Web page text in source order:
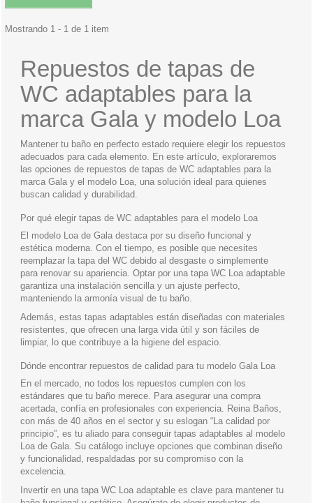
Mostrando 1 - 1 de 1 item
Repuestos de tapas de
WC adaptables para la
marca Gala y modelo Loa
Mantener tu baño en perfecto estado requiere elegir los repuestos
adecuados para cada elemento. En este artículo, exploraremos
las opciones de repuestos de tapas de WC adaptables para la
marca Gala y el modelo Loa, una solución ideal para quienes
buscan calidad y durabilidad.
Por qué elegir tapas de WC adaptables para el modelo Loa
El modelo Loa de Gala destaca por su diseño funcional y
estética moderna. Con el tiempo, es posible que necesites
reemplazar la tapa del WC debido al desgaste o simplemente
para renovar su apariencia. Optar por una tapa WC Loa adaptable
garantiza una instalación sencilla y un ajuste perfecto,
manteniendo la armonía visual de tu baño.
Además, estas tapas adaptables están diseñadas con materiales
resistentes, que ofrecen una larga vida útil y son fáciles de
limpiar, lo que contribuye a la higiene del espacio.
Dónde encontrar repuestos de calidad para tu modelo Gala Loa
En el mercado, no todos los repuestos cumplen con los
estándares que tu baño merece. Para asegurar una compra
acertada, confía en profesionales con experiencia. Reina Baños,
con más de 40 años en el sector y su eslogan “La calidad por
principio”, es tu aliado para conseguir tapas adaptables al modelo
Loa de Gala. Su catálogo incluye opciones que combinan diseño
y funcionalidad, respaldadas por su compromiso con la
excelencia.
Invertir en una tapa WC Loa adaptable es clave para mantener tu